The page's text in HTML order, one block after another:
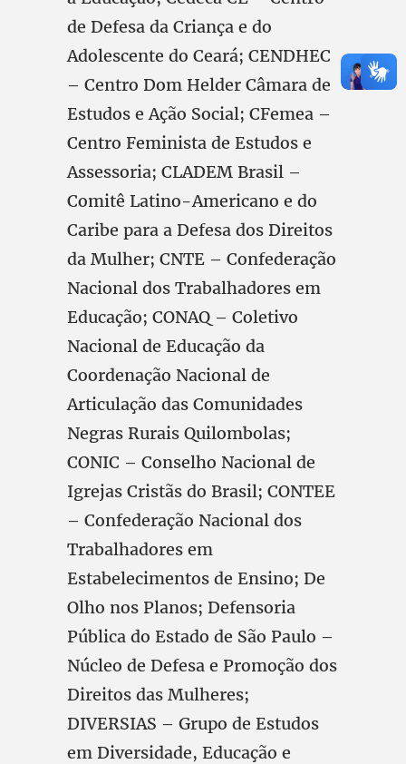
de Defesa da Criança e do
Adolescente do Ceará; CENDHEC
– Centro Dom Helder Câmara de
Estudos e Ação Social; CFemea –
Centro Feminista de Estudos e
Assessoria; CLADEM Brasil –
Comitê Latino-Americano e do
Caribe para a Defesa dos Direitos
da Mulher; CNTE – Confederação
Nacional dos Trabalhadores em
Educação; CONAQ – Coletivo
Nacional de Educação da
Coordenação Nacional de
Articulação das Comunidades
Negras Rurais Quilombolas;
CONIC – Conselho Nacional de
Igrejas Cristãs do Brasil; CONTEE
– Confederação Nacional dos
Trabalhadores em
Estabelecimentos de Ensino; De
Olho nos Planos; Defensoria
Pública do Estado de São Paulo –
Núcleo de Defesa e Promoção dos
Direitos das Mulheres;
DIVERSIAS – Grupo de Estudos
em Diversidade, Educação e